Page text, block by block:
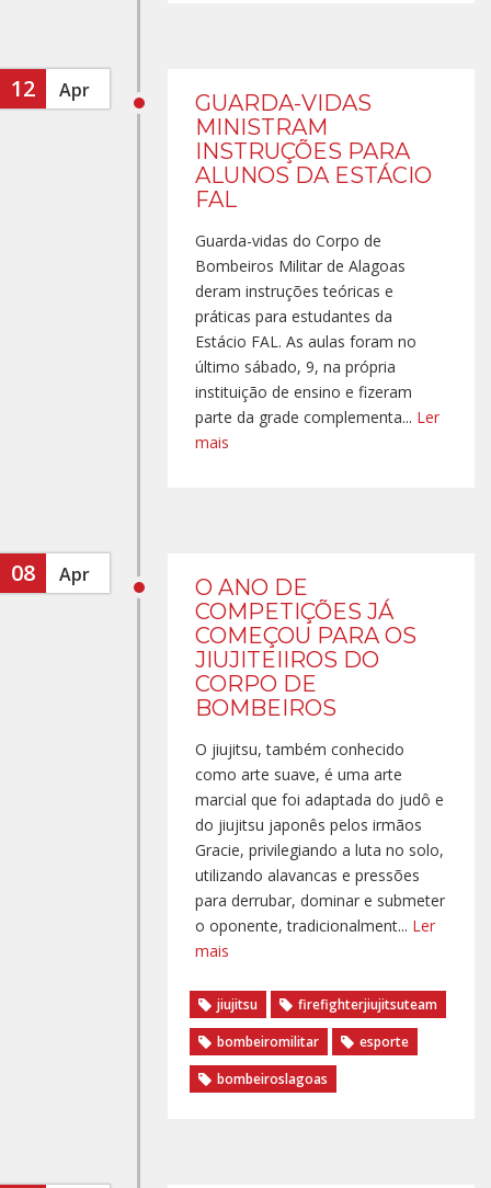
12 Apr
GUARDA-VIDAS
MINISTRAM
INSTRUÇÕES PARA
ALUNOS DA ESTÁCIO
FAL
Guarda-vidas do Corpo de
Bombeiros Militar de Alagoas
deram instruções teóricas e
práticas para estudantes da
Estácio FAL. As aulas foram no
último sábado, 9, na própria
instituição de ensino e fizeram
parte da grade complementa... Ler
mais
08 Apr
O ANO DE
COMPETIÇÕES JÁ
COMEÇOU PARA OS
JIUJITEIIROS DO
CORPO DE
BOMBEIROS
O jiujitsu, também conhecido
como arte suave, é uma arte
marcial que foi adaptada do judô e
do jiujitsu japonês pelos irmãos
Gracie, privilegiando a luta no solo,
utilizando alavancas e pressões
para derrubar, dominar e submeter
o oponente, tradicionalment... Ler
mais
jiujitsu
firefighterjiujitsuteam
bombeiromilitar
esporte
bombeiroslagoas